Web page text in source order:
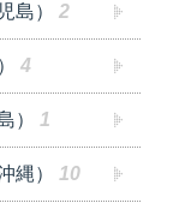
島） 2
4
） 1
縄） 10